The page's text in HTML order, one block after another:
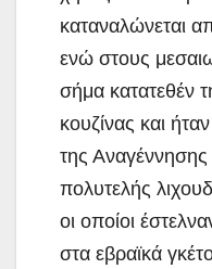
καταναλώνεται
ενώ στους
σήμα κατατεθέν
κουζίνας και
της Αναγέννησης
πολυτελής
οι οποίοι
στα εβραϊκά